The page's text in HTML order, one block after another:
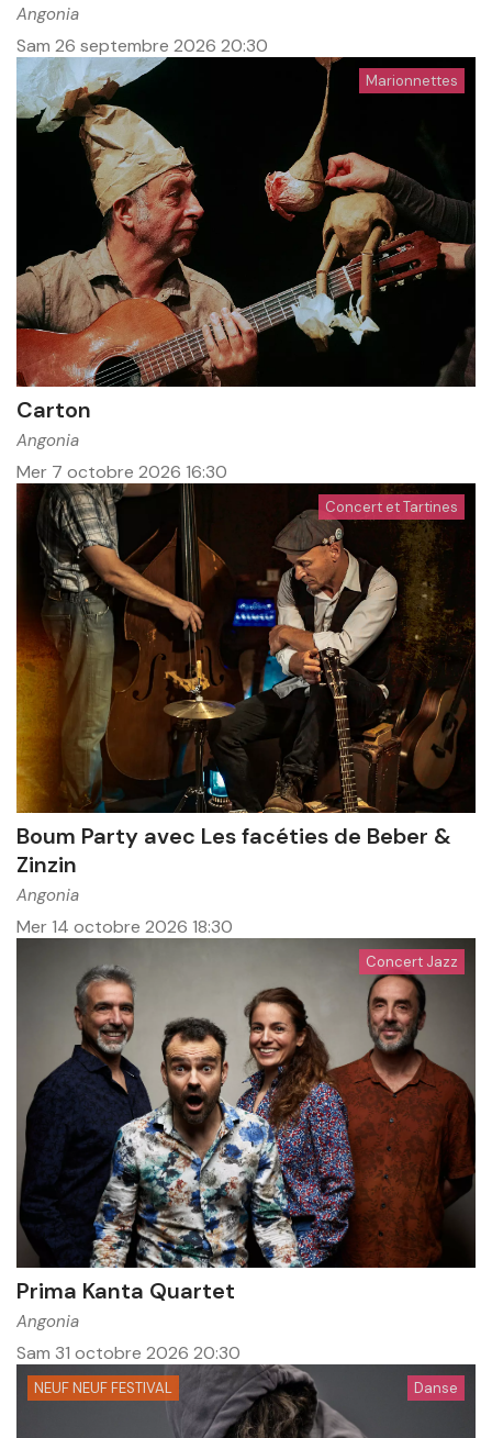
Angonia
Sam 26 septembre 2026 20:30
Marionnettes
Carton
Angonia
Mer 7 octobre 2026 16:30
Concert et Tartines
Boum Party avec Les facéties de Beber &
Zinzin
Angonia
Mer 14 octobre 2026 18:30
Concert Jazz
Prima Kanta Quartet
Angonia
Sam 31 octobre 2026 20:30
NEUF NEUF FESTIVAL Danse